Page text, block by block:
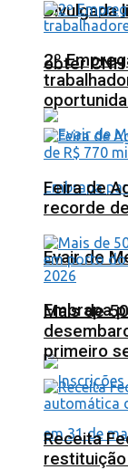
Divulgada
obter
Evair de
Embrapa
2º
Feira de
recorde
Mais de
primeiro
Receita